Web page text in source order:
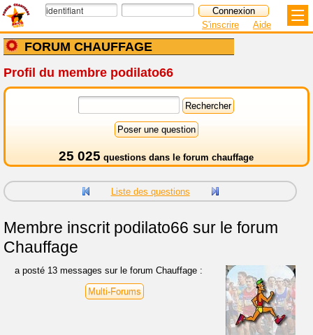
FORUM CHAUFFAGE
S'inscrire Aide
Profil du membre podilato66
25 025 questions dans le forum chauffage
Liste des questions
Membre inscritpodilato66 sur le forum
Chauffage
a posté 13 messages sur le forum Chauffage :
Multi-Forums